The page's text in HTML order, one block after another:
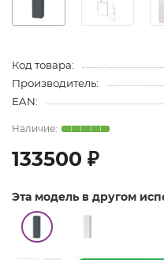
Код товара:
Производитель:
EAN:
133500 ₽
Эта модель в другом